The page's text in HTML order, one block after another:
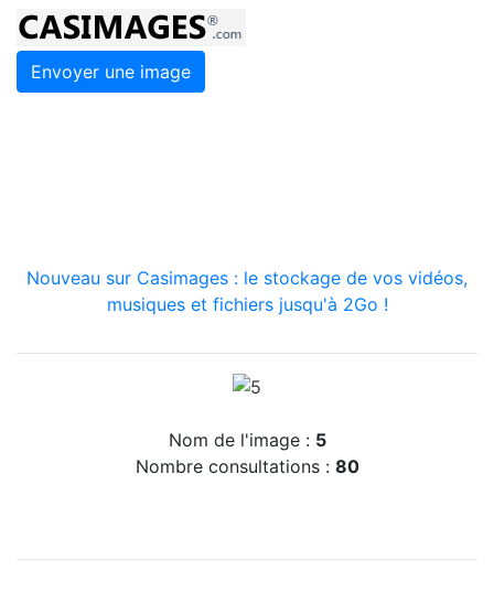
Envoyer une image
Nouveau sur Casimages : le stockage de vos vidéos,
musiques et fichiers jusqu'à 2Go !
Nom de l'image : 5
Nombre consultations : 80